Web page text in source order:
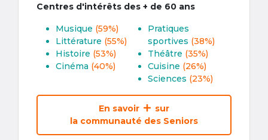
Centres d'intérêts des + de 60 ans
Musique (59%)
Littérature (55%)
Histoire (53%)
Cinéma (40%)
Pratiques
sportives (38%)
Théâtre (35%)
Cuisine (26%)
Sciences (23%)
En savoir
sur
la communauté des Seniors